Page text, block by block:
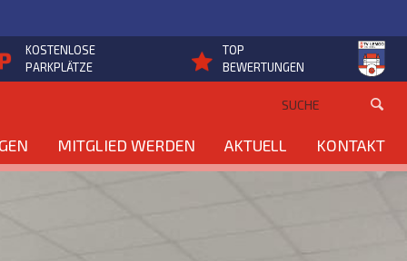
KOSTENLOSE
PARKPLÄTZE
TOP
BEWERTUNGEN
MITGLIED WERDEN AKTUELL KONTAKT